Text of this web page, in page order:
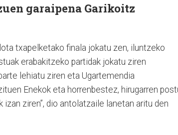
garaipena Garikoitz
txapelketako finala jokatu zen, iluntzeko
erabakitzeko partidak jokatu ziren
lehiatu ziren eta Ugartemendia
Enekok eta horrenbestez, hirugarren
ziren”, dio antolatzaile lanetan aritu den